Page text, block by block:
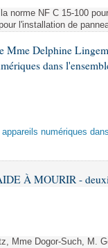
norme NF C 15-100
l'installation de
Mme Delphine
dans
numériques
À MOURIR -
Mme Dogor-Such, M.